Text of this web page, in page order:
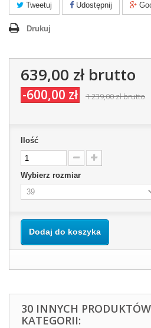
Tweetuj Udostępnij
Drukuj
639,00 złbrutto
-600,00 zł 1 239,00 złbrutto
Ilość
Wybierz rozmiar
Dodaj do koszyka
30 INNYCH
KATEGORII: